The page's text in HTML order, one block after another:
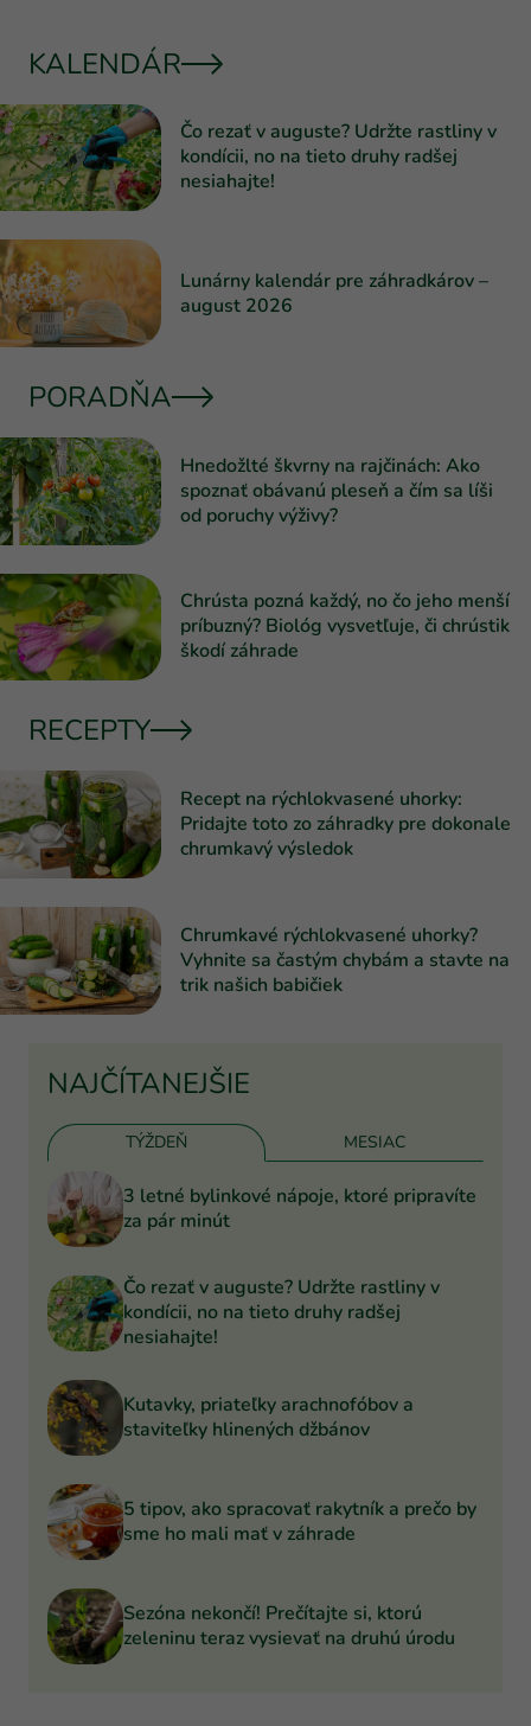
KALENDÁR
Čo rezať v auguste? Udržte rastliny v
kondícii, no na tieto druhy radšej
nesiahajte!
Lunárny kalendár pre záhradkárov –
august 2026
PORADŇA
Hnedožlté škvrny na rajčinách: Ako
spoznať obávanú pleseň a čím sa líši
od poruchy výživy?
Chrústa pozná každý, no čo jeho menší
príbuzný? Biológ vysvetľuje, či chrústik
škodí záhrade
RECEPTY
Recept na rýchlokvasené uhorky:
Pridajte toto zo záhradky pre dokonale
chrumkavý výsledok
Chrumkavé rýchlokvasené uhorky?
Vyhnite sa častým chybám a stavte na
trik našich babičiek
NAJČÍTANEJŠIE
TÝŽDEŇ MESIAC
3 letné bylinkové nápoje, ktoré pripravíte
za pár minút
Čo rezať v auguste? Udržte rastliny v
kondícii, no na tieto druhy radšej
nesiahajte!
Kutavky, priateľky arachnofóbov a
staviteľky hlinených džbánov
5 tipov, ako spracovať rakytník a prečo by
sme ho mali mať v záhrade
Sezóna nekončí! Prečítajte si, ktorú
zeleninu teraz vysievať na druhú úrodu